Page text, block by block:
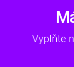
Vyplňte